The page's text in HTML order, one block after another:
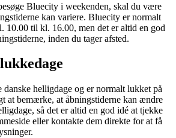
Bluecity i weekenden, skal du være
kan variere. Bluecity er normalt
10.00 til kl. 16.00, men det er altid en god
inden du tager afsted.
helligdage og er normalt lukket på
at bemærke, at åbningstiderne kan ændre
så det er altid en god idé at tjekke
eller kontakte dem direkte for at få